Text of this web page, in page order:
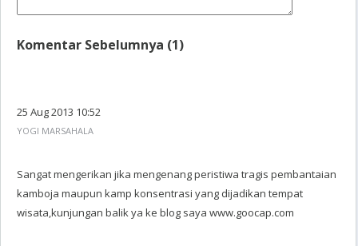
Komentar Sebelumnya (1)
25 Aug 2013 10:52
YOGI MARSAHALA
Sangat mengerikan jika mengenang peristiwa tragis pembantaian
kamboja maupun kamp konsentrasi yang dijadikan tempat
wisata,kunjungan balik ya ke blog saya www.goocap.com